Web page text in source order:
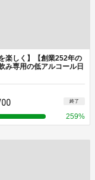
楽しく】【創業252年の
み専用の低アルコール日
終了
259%